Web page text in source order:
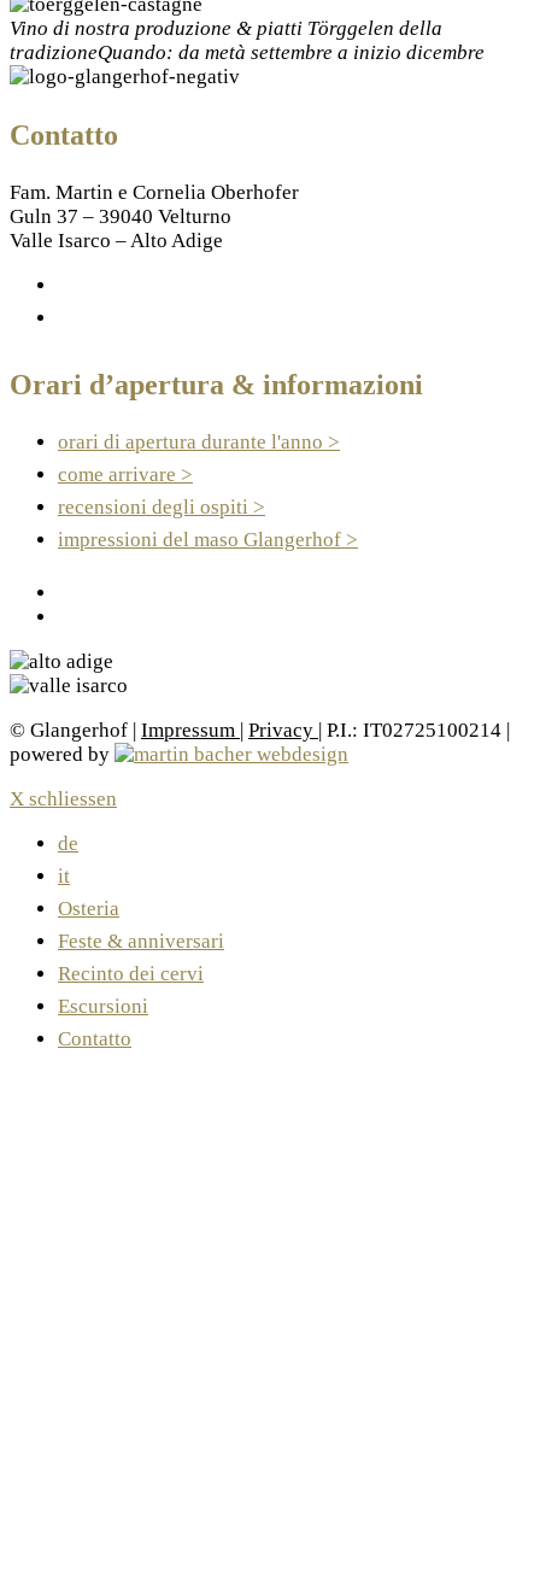
Vino di nostra produzione & piatti Törggelen della
tradizioneQuando: da metà settembre a inizio dicembre
Contatto
Fam. Martin e Cornelia Oberhofer
Guln 37 – 39040 Velturno
Valle Isarco – Alto Adige
Orari d’apertura & informazioni
orari di apertura durante l'anno >
come arrivare >
recensioni degli ospiti >
impressioni del maso Glangerhof >
© Glangerhof | Impressum Privacy | P.I.: IT02725100214 |
powered by
X schliessen
de
it
Osteria
Feste & anniversari
Recinto dei cervi
Escursioni
Contatto